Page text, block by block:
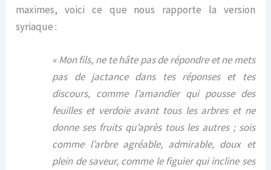
maximes, voici ce que nous rapporte la version
syriaque :
« Mon fils, ne te hâte pas de répondre et ne mets
pas de jactance dans tes réponses et tes
discours, comme l’amandier qui pousse des
feuilles et verdoie avant tous les arbres et ne
donne ses fruits qu’après tous les autres ; sois
comme l’arbre agréable, admirable, doux et
plein de saveur, comme le figuier qui incline ses